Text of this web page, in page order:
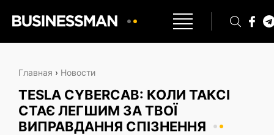
Главная › Новости
TESLA CYBERCAB: КОЛИ ТАКСІ
СТАЄ ЛЕГШИМ ЗА ТВОЇ
ВИПРАВДАННЯ СПІЗНЕННЯ